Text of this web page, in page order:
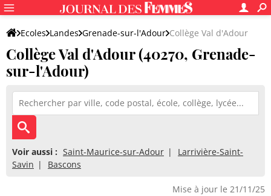
Ecoles Landes Grenade-sur-l'Adour Collège Val d'Adour
Collège Val d'Adour (40270, Grenade-
sur-l'Adour)
Voir aussi : Saint-Maurice-sur-Adour
Larrivière-Saint-
Savin
Bascons
Mise à jour le 21/11/25